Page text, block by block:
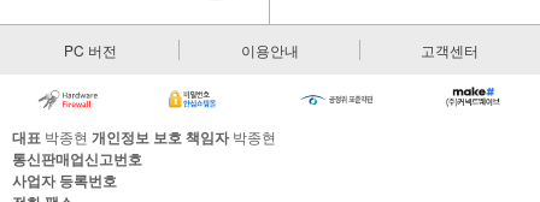
PC 버전 이용안내 고객센터
대표 박종현 개인정보 보호 책임자박종현
통신판매업신고번호
사업자 등록번호